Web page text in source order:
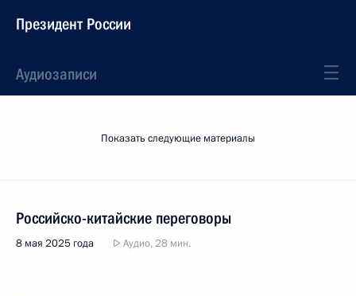
Президент России
Аудиозаписи
Показать следующие материалы
Российско-китайские переговоры
8 мая 2025 года Аудио, 28 мин.